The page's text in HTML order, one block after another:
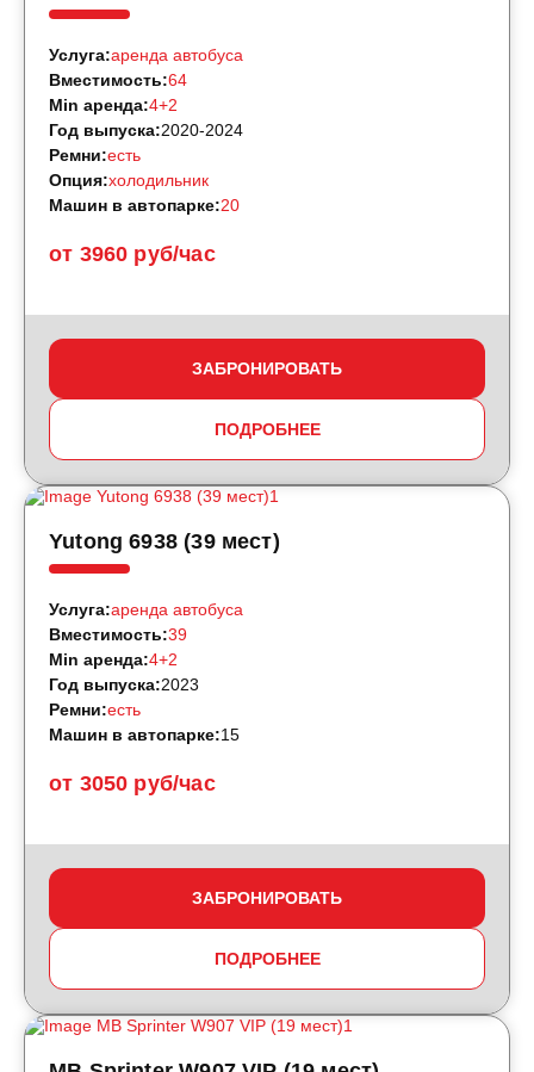
от 3960 руб/час
Услуга:аренда автобуса
Вместимость:64
Min аренда:4+2
Год выпуска:2020-2024
Ремни:есть
Опция:холодильник
Машин в автопарке:20
ЗАБРОНИРОВАТЬ
ПОДРОБНЕЕ
Yutong 6938 (39 мест)
от 3050 руб/час
Услуга:аренда автобуса
Вместимость:39
Min аренда:4+2
Год выпуска:2023
Ремни:есть
Машин в автопарке:15
ЗАБРОНИРОВАТЬ
ПОДРОБНЕЕ